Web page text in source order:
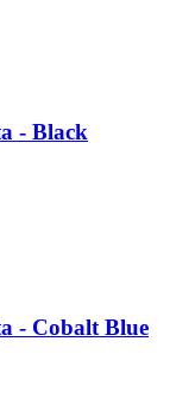
- Black
- Cobalt Blue